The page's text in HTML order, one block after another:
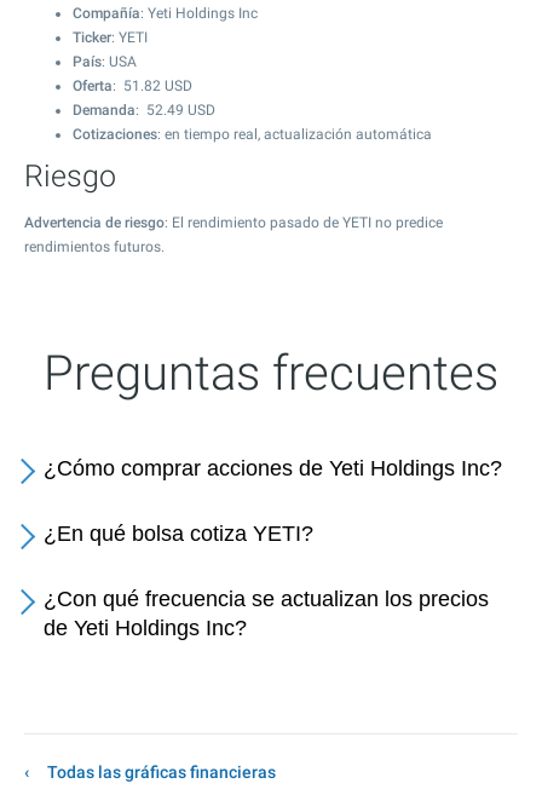
Compañía: Yeti Holdings Inc
Ticker: YETI
País: USA
Oferta: 51.82 USD
Demanda: 52.49 USD
Cotizaciones: en tiempo real, actualización automática
Riesgo
Advertencia de riesgo: El rendimiento pasado de YETI no predice
rendimientos futuros.
Preguntas frecuentes
¿Cómo comprar acciones de Yeti Holdings Inc?
¿En qué bolsa cotiza YETI?
¿Con qué frecuencia se actualizan los precios
de Yeti Holdings Inc?
Todas las gráficas financieras